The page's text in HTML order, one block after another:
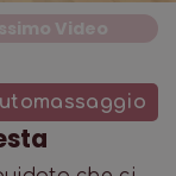
Video